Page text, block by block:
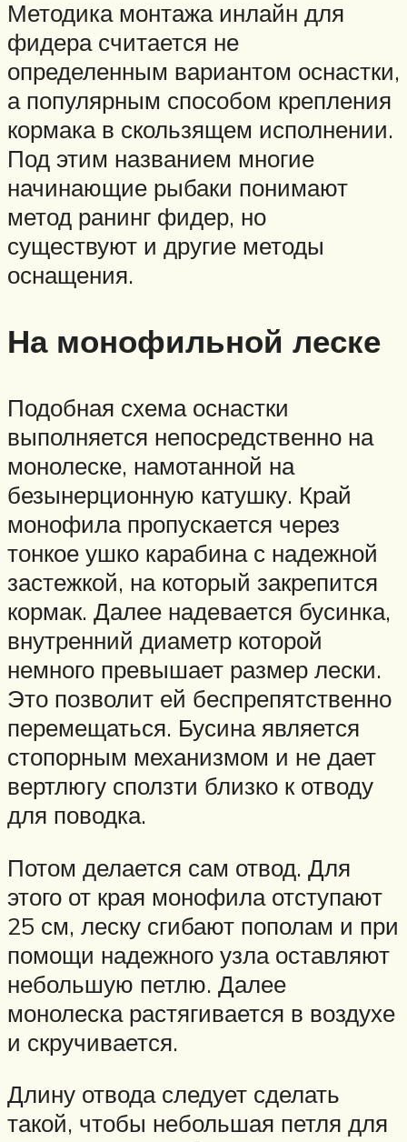
Методика монтажа инлайн для
фидера считается не
определенным вариантом оснастки,
а популярным способом крепления
кормака в скользящем исполнении.
Под этим названием многие
начинающие рыбаки понимают
метод ранинг фидер, но
существуют и другие методы
оснащения.
На монофильной леске
Подобная схема оснастки
выполняется непосредственно на
монолеске, намотанной на
безынерционную катушку. Край
монофила пропускается через
тонкое ушко карабина с надежной
застежкой, на который закрепится
кормак. Далее надевается бусинка,
внутренний диаметр которой
немного превышает размер лески.
Это позволит ей беспрепятственно
перемещаться. Бусина является
стопорным механизмом и не дает
вертлюгу сползти близко к отводу
для поводка.
Потом делается сам отвод. Для
этого от края монофила отступают
25 см, леску сгибают пополам и при
помощи надежного узла оставляют
небольшую петлю. Далее
монолеска растягивается в воздухе
и скручивается.
Длину отвода следует сделать
такой, чтобы небольшая петля для